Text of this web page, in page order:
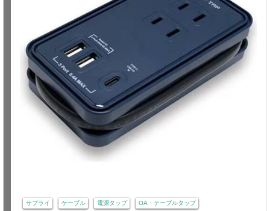
サプライ ケーブル 電源タップ OA・テーブルタップ